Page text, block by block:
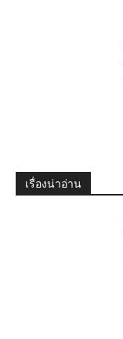
เรื่องน่าอ่าน